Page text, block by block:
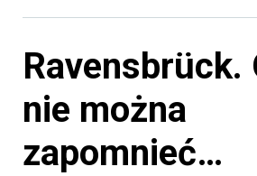
Ravensbrück.
nie można
zapomnieć…